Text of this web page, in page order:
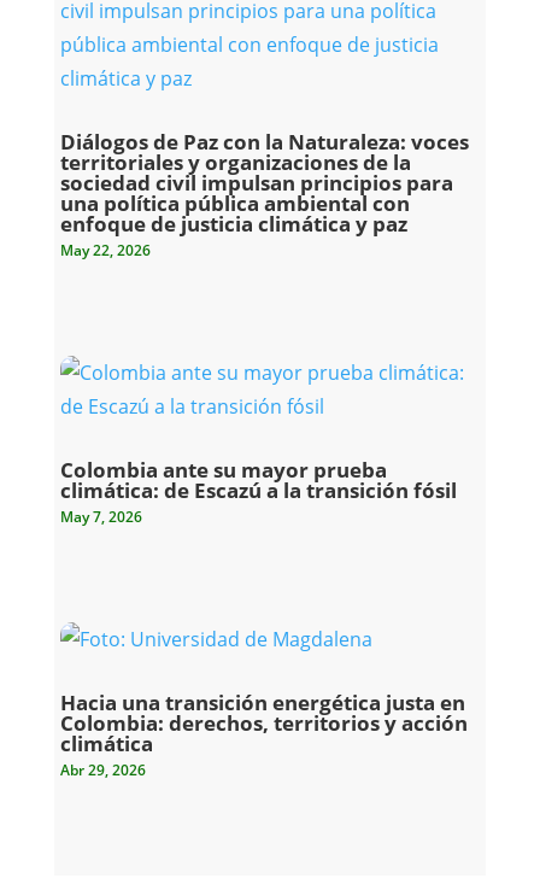
Diálogos de Paz con la Naturaleza: voces
territoriales y organizaciones de la
sociedad civil impulsan principios para
una política pública ambiental con
enfoque de justicia climática y paz
May 22, 2026
Colombia ante su mayor prueba
climática: de Escazú a la transición fósil
May 7, 2026
Hacia una transición energética justa en
Colombia: derechos, territorios y acción
climática
Abr 29, 2026